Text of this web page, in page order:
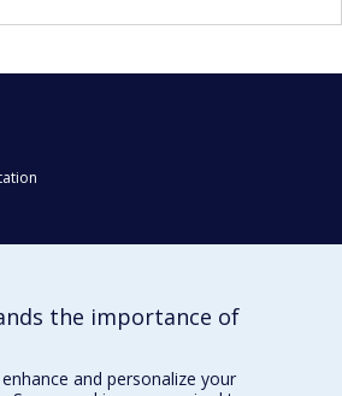
the importance of
and personalize your